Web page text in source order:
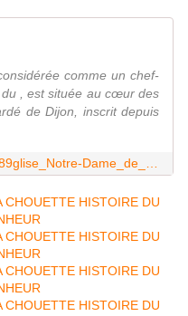
comme un chef-
, est située au cœur des
de Dijon, inscrit depuis